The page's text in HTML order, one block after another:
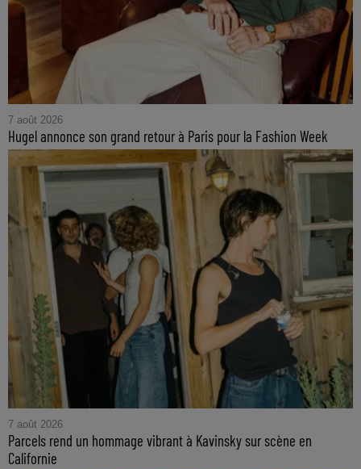
7 août 2026
Hugel annonce son grand retour à Paris pour la Fashion Week
7 août 2026
Parcels rend un hommage vibrant à Kavinsky sur scène en
Californie